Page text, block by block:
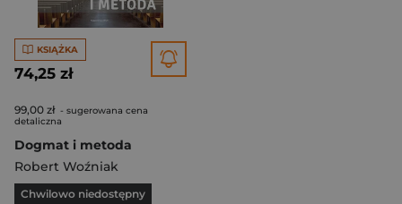
KSIĄŻKA
74,25 zł
99,00 zł - sugerowana cena
detaliczna
Dogmat i metoda
Robert Woźniak
Chwilowo niedostępny